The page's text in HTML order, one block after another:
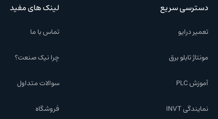
دسترسی سریع
تعمیر درایو
مونتاژ تابلو برق
آموزش PLC
نمایندگی INVT
لینک های مفید
تماس با ما
چرا نیک صنعت؟
سوالات متداول
فروشگاه